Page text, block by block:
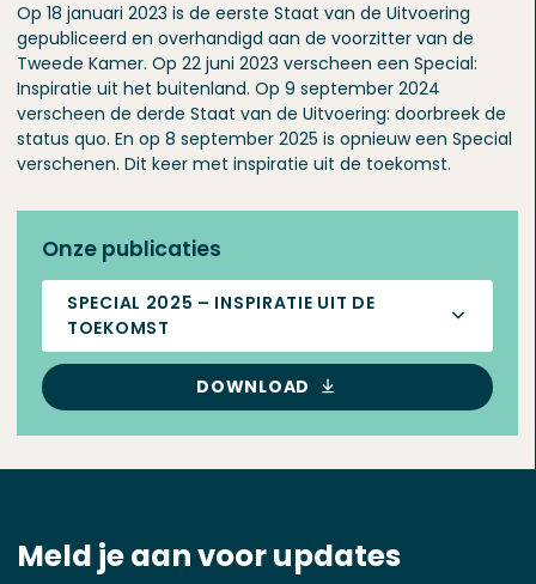
Op 18 januari 2023 is de eerste Staat van de Uitvoering
gepubliceerd en overhandigd aan de voorzitter van de
Tweede Kamer. Op 22 juni 2023 verscheen een Special:
Inspiratie uit het buitenland. Op 9 september 2024
verscheen de derde Staat van de Uitvoering: doorbreek de
status quo. En op 8 september 2025 is opnieuw een Special
verschenen. Dit keer met inspiratie uit de toekomst.
Onze publicaties
SPECIAL 2025 – INSPIRATIE UIT DE
TOEKOMST
DOWNLOAD
Meld je aan voor updates